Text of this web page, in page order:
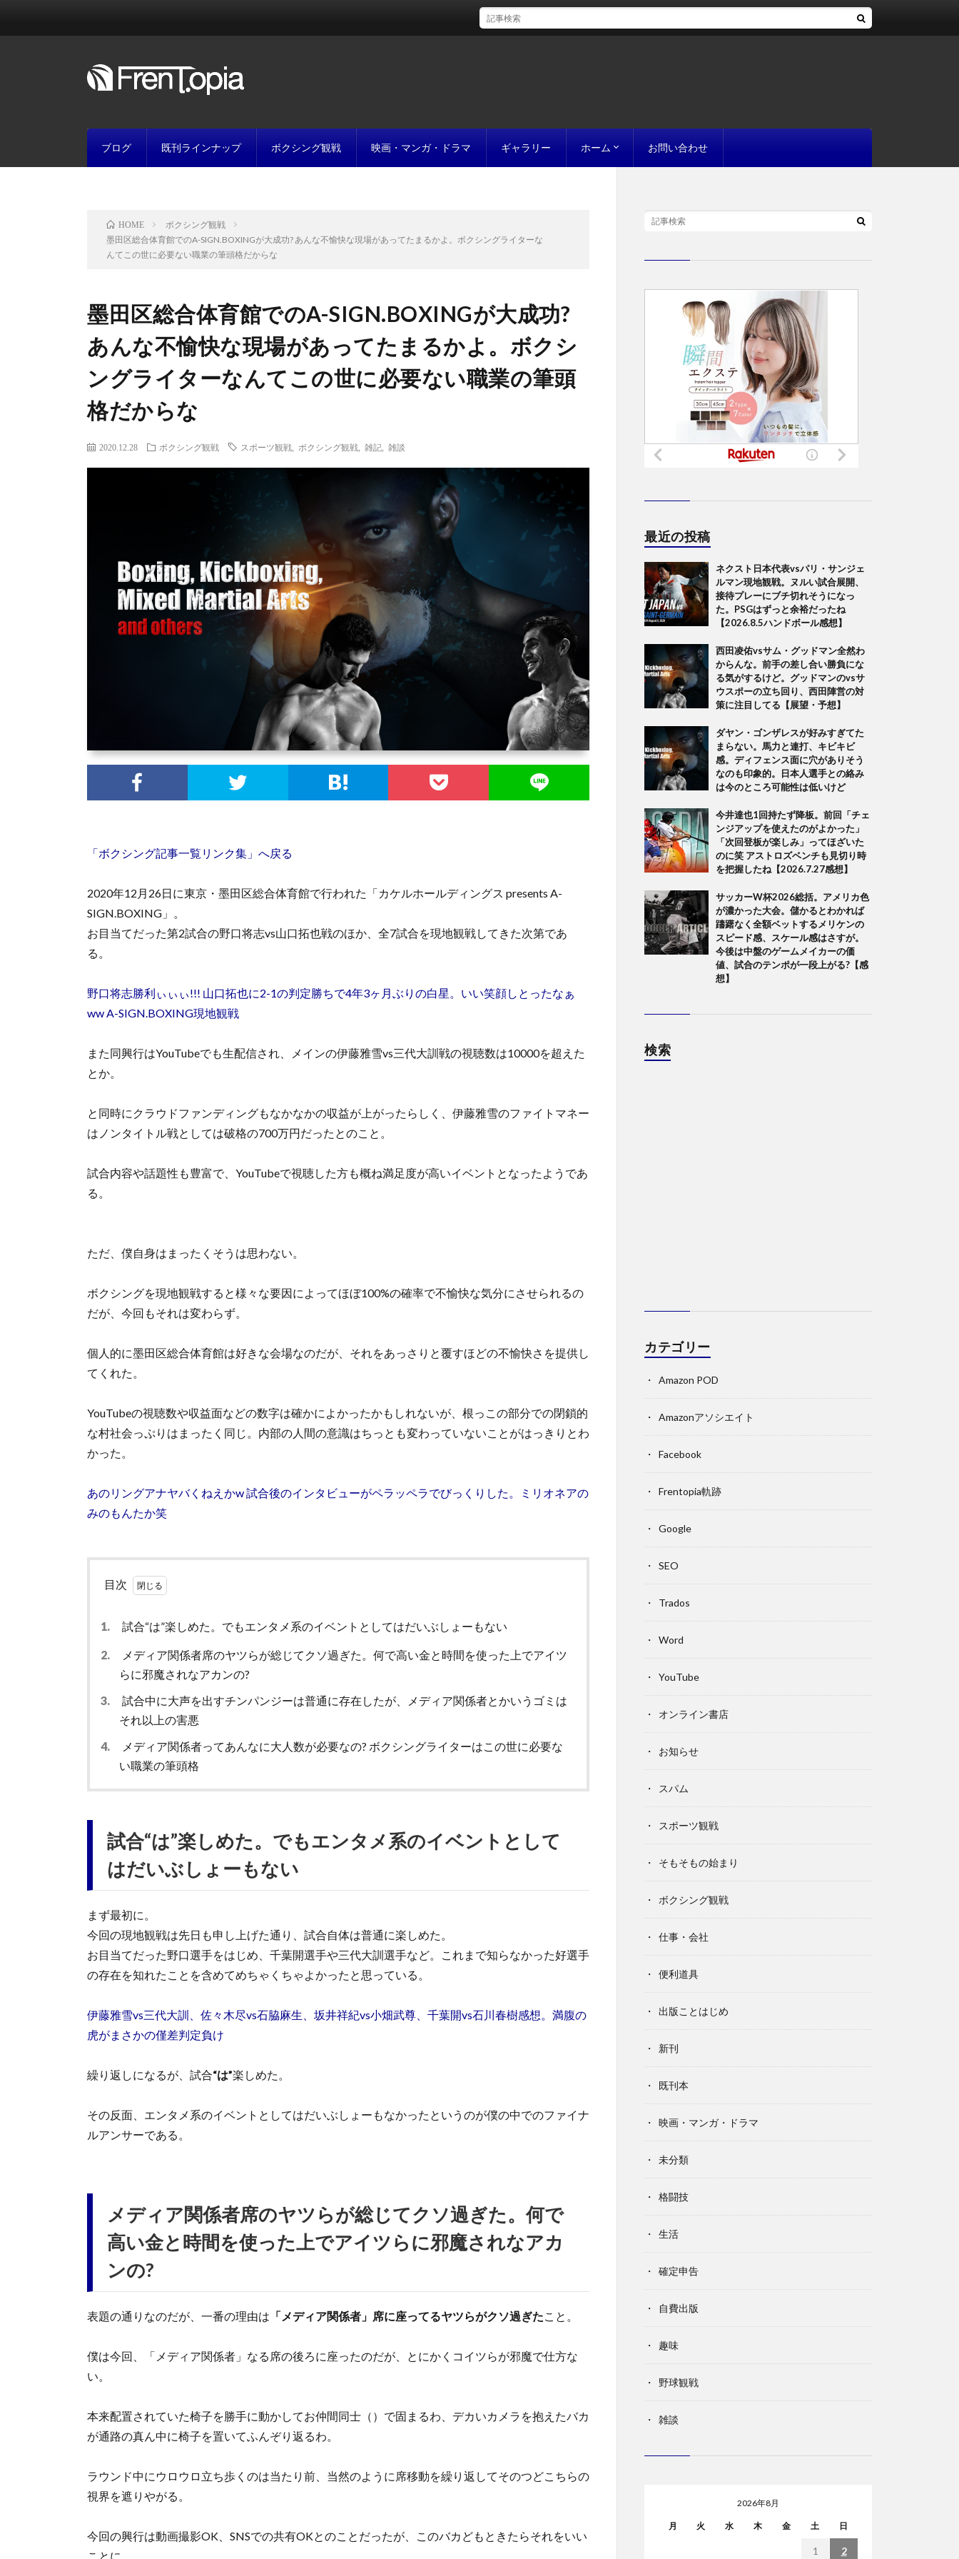
ブログ 既刊ラインナップ ボクシング観戦 映画・マンガ・ドラマ ギャラリー ホーム お問い合わせ
HOME
ボクシング観戦
墨田区総合体育館でのA-SIGN.BOXINGが大成功? あんな不愉快な現場があってたまるかよ。ボクシングライターな
んてこの世に必要ない職業の筆頭格だからな
墨田区総合体育館でのA-SIGN.BOXINGが大成功?
あんな不愉快な現場があってたまるかよ。ボクシ
ングライターなんてこの世に必要ない職業の筆頭
格だからな
2020.12.28 ボクシング観戦 スポーツ観戦 ボクシング観戦 雑記 雑談
「ボクシング記事一覧リンク集」へ戻る
2020年12月26日に東京・墨田区総合体育館で行われた「カケルホールディングス presents A-
SIGN.BOXING」。
お目当てだった第2試合の野口将志vs山口拓也戦のほか、全7試合を現地観戦してきた次第であ
る。
野口将志勝利ぃぃぃ!!! 山口拓也に2-1の判定勝ちで4年3ヶ月ぶりの白星。いい笑顔しとったなぁ
ww A-SIGN.BOXING現地観戦
また同興行はYouTubeでも生配信され、メインの伊藤雅雪vs三代大訓戦の視聴数は10000を超えた
とか。
と同時にクラウドファンディングもなかなかの収益が上がったらしく、伊藤雅雪のファイトマネー
はノンタイトル戦としては破格の700万円だったとのこと。
試合内容や話題性も豊富で、YouTubeで視聴した方も概ね満足度が高いイベントとなったようであ
る。
ただ、僕自身はまったくそうは思わない。
ボクシングを現地観戦すると様々な要因によってほぼ100%の確率で不愉快な気分にさせられるの
だが、今回もそれは変わらず。
個人的に墨田区総合体育館は好きな会場なのだが、それをあっさりと覆すほどの不愉快さを提供し
てくれた。
YouTubeの視聴数や収益面などの数字は確かによかったかもしれないが、根っこの部分での閉鎖的
な村社会っぷりはまったく同じ。内部の人間の意識はちっとも変わっていないことがはっきりとわ
かった。
あのリングアナヤバくねえかw 試合後のインタビューがペラッペラでびっくりした。ミリオネアの
みのもんたか笑
目次
1. 試合“は”楽しめた。でもエンタメ系のイベントとしてはだいぶしょーもない
2.
メディア関係者席のヤツらが総じてクソ過ぎた。何で高い金と時間を使った上でアイツ
らに邪魔されなアカンの?
3.
試合中に大声を出すチンパンジーは普通に存在したが、メディア関係者とかいうゴミは
それ以上の害悪
4.
メディア関係者ってあんなに大人数が必要なの? ボクシングライターはこの世に必要な
い職業の筆頭格
試合“は”楽しめた。でもエンタメ系のイベントとして
はだいぶしょーもない
まず最初に。
今回の現地観戦は先日も申し上げた通り、試合自体は普通に楽しめた。
お目当てだった野口選手をはじめ、千葉開選手や三代大訓選手など。これまで知らなかった好選手
の存在を知れたことを含めてめちゃくちゃよかったと思っている。
伊藤雅雪vs三代大訓、佐々木尽vs石脇麻生、坂井祥紀vs小畑武尊、千葉開vs石川春樹感想。満腹の
虎がまさかの僅差判定負け
繰り返しになるが、試合“は”楽しめた。
その反面、エンタメ系のイベントとしてはだいぶしょーもなかったというのが僕の中でのファイナ
ルアンサーである。
メディア関係者席のヤツらが総じてクソ過ぎた。何で
高い金と時間を使った上でアイツらに邪魔されなアカ
ンの?
表題の通りなのだが、一番の理由は 「メディア関係者」席に座ってるヤツらがクソ過ぎた こと。
僕は今回、「メディア関係者」なる席の後ろに座ったのだが、とにかくコイツらが邪魔で仕方な
い。
本来配置されていた椅子を勝手に動かしてお仲間同士（）で固まるわ、デカいカメラを抱えたバカ
が通路の真ん中に椅子を置いてふんぞり返るわ。
ラウンド中にウロウロ立ち歩くのは当たり前、当然のように席移動を繰り返してそのつどこちらの
視界を遮りやがる。
今回の興行は動画撮影OK、SNSでの共有OKとのことだったが、このバカどもときたらそれをいい
ことに……。
最近の投稿
ネクスト日本代表vsパリ・サンジェ
ルマン現地観戦。ヌルい試合展開、
接待プレーにブチ切れそうになっ
た。PSGはずっと余裕だったね
【2026.8.5ハンドボール感想】
西田凌佑vsサム・グッドマン全然わ
からんな。前手の差し合い勝負にな
る気がするけど。グッドマンのvsサ
ウスポーの立ち回り、西田陣営の対
策に注目してる【展望・予想】
ダヤン・ゴンザレスが好みすぎてた
まらない。馬力と連打、キビキビ
感。ディフェンス面に穴がありそう
なのも印象的。日本人選手との絡み
は今のところ可能性は低いけど
今井達也1回持たず降板。前回「チェ
ンジアップを使えたのがよかった」
「次回登板が楽しみ」ってほざいた
のに笑 アストロズベンチも見切り時
を把握したね【2026.7.27感想】
サッカーW杯2026総括。アメリカ色
が濃かった大会。儲かるとわかれば
躊躇なく全額ベットするメリケンの
スピード感、スケール感はさすが。
今後は中盤のゲームメイカーの価
値、試合のテンポが一段上がる?【感
想】
検索
カテゴリー
Amazon POD
Amazonアソシエイト
Facebook
Frentopia軌跡
Google
SEO
Trados
Word
YouTube
オンライン書店
お知らせ
スパム
スポーツ観戦
そもそもの始まり
ボクシング観戦
仕事・会社
便利道具
出版ことはじめ
新刊
既刊本
映画・マンガ・ドラマ
未分類
格闘技
生活
確定申告
自費出版
趣味
野球観戦
雑談
2026年8月
月 火 水 木 金 土 日
1 2